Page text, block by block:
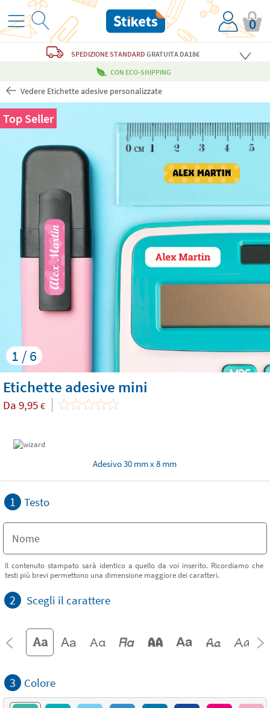
0
SPEDIZIONE STANDARD GRATUITADA18€
CON ECO-SHIPPING
Vedere Etichette adesive personalizzate
1 / 6
Top Seller
Etichette adesive mini
Da 9,95 €
Adesivo 30 mm x 8 mm
1 Testo
Il contenuto stampato sarà identico a quello da voi inserito. Ricordiamo che
testi più brevi permettono una dimensione maggiore dei caratteri.
2 Scegli il carattere
3 Colore